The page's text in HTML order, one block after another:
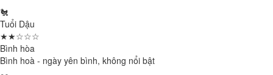
🐔
Tuổi Dậu
★★☆☆☆
Bình hòa
Bình hoà - ngày yên bình, không nổi bật